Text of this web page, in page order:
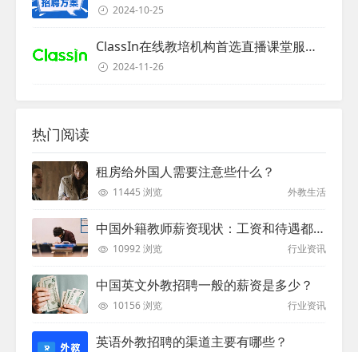
2024-10-25
ClassIn在线教培机构首选直播课堂服务商
2024-11-26
热门阅读
租房给外国人需要注意些什么？
11445 浏览 外教生活
中国外籍教师薪资现状：工资和待遇都非常高
10992 浏览 行业资讯
中国英文外教招聘一般的薪资是多少？
10156 浏览 行业资讯
英语外教招聘的渠道主要有哪些？